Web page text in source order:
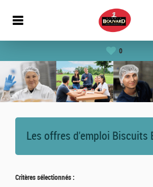
0
Les offres d'emploi Biscuits
Critères sélectionnés :